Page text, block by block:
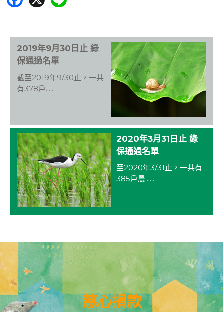
ac
b
o
o
k
2019年9月30日止 綠
保通過名單
截至2019年9/30止，一共
有378戶......
2020年3月31日止 綠
保通過名單
至2020年3/31止，一共有
385戶農......
慈心捐款